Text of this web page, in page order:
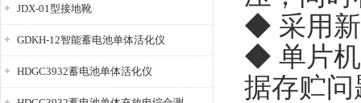
JDX-01型接地靴
GDKH-12智能蓄电池单体活化仪
HDGC3932蓄电池单体活化仪
◆ 采用新
◆ 单片机
据存贮问